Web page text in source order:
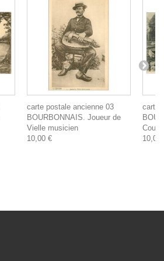
carte postale ancienne 03
BOURBONNAIS. Joueur de
Vielle musicien
10,00 €
carte
Cour
10,00